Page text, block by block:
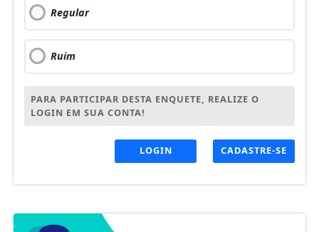
Regular
Ruim
PARA PARTICIPAR DESTA ENQUETE, REALIZE O
LOGIN EM SUA CONTA!
LOGIN CADASTRE-SE